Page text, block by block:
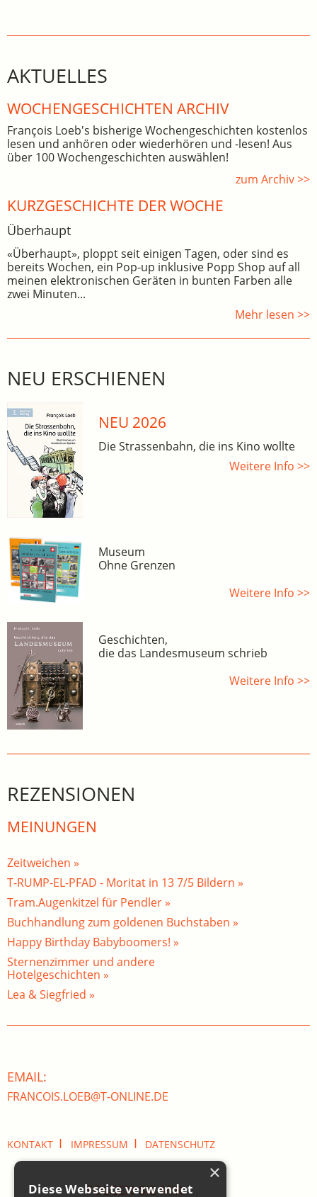
AKTUELLES
WOCHEN­GE­SCHICHTEN ARCHIV
François Loeb's bisherige Wochengeschichten kostenlos
lesen und anhören oder wiederhören und -lesen! Aus
über 100 Wochengeschichten auswählen!
zum Archiv >>
KURZGESCHICHTE DER WOCHE
Überhaupt
«Überhaupt», ploppt seit einigen Tagen, oder sind es
bereits Wochen, ein Pop-up inklusive Popp Shop auf all
meinen elektronischen Geräten in bunten Farben alle
zwei Minuten...
Mehr lesen >>
NEU ERSCHIENEN
NEU 2026
Die Strassenbahn, die ins Kino wollte
Weitere Info >>
Museum
Ohne Grenzen
Weitere Info >>
Geschichten,
die das Landesmuseum schrieb
Weitere Info >>
REZENSIONEN
MEINUNGEN
Zeitweichen »
T-RUMP-EL-PFAD - Moritat in 13 7/5 Bildern »
Tram.Augenkitzel für Pendler »
Buchhandlung zum goldenen Buchstaben »
Happy Birthday Babyboomers! »
Sternenzimmer und andere
Hotelgeschichten »
Lea & Siegfried »
EMAIL:
FRANCOIS.LOEB@T-ONLINE.DE
KONTAKT I IMPRESSUM I DATENSCHUTZ
FOLGEN SIE MIR:
×
Diese Webseite verwendet